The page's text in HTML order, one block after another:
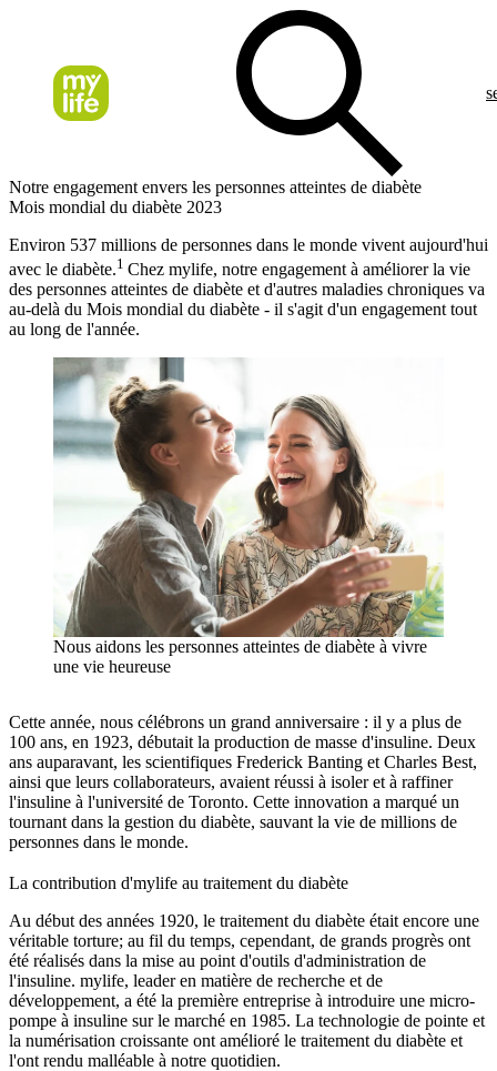
Notre engagement envers les personnes atteintes de diabète
Mois mondial du diabète 2023
Environ 537 millions de personnes dans le monde vivent aujourd'hui
avec le diabète.1 Chez mylife, notre engagement à améliorer la vie
des personnes atteintes de diabète et d'autres maladies chroniques va
au-delà du Mois mondial du diabète - il s'agit d'un engagement tout
au long de l'année.
Nous aidons les personnes atteintes de diabète à vivre
une vie heureuse
Cette année, nous célébrons un grand anniversaire : il y a plus de
100 ans, en 1923, débutait la production de masse d'insuline. Deux
ans auparavant, les scientifiques Frederick Banting et Charles Best,
ainsi que leurs collaborateurs, avaient réussi à isoler et à raffiner
l'insuline à l'université de Toronto. Cette innovation a marqué un
tournant dans la gestion du diabète, sauvant la vie de millions de
personnes dans le monde.
La contribution d'mylife au traitement du diabète
Au début des années 1920, le traitement du diabète était encore une
véritable torture; au fil du temps, cependant, de grands progrès ont
été réalisés dans la mise au point d'outils d'administration de
l'insuline. mylife, leader en matière de recherche et de
développement, a été la première entreprise à introduire une micro-
pompe à insuline sur le marché en 1985. La technologie de pointe et
la numérisation croissante ont amélioré le traitement du diabète et
l'ont rendu malléable à notre quotidien.